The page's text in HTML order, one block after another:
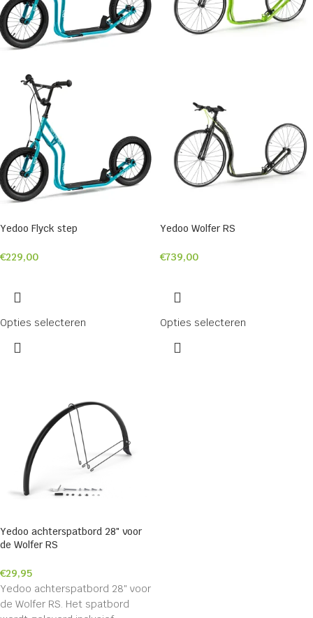
Yedoo Flyck step
€229,00
Opties selecteren
Yedoo Wolfer RS
€739,00
Opties selecteren
Yedoo achterspatbord 28″ voor
de Wolfer RS
€29,95
Yedoo achterspatbord 28″ voor
de Wolfer RS. Het spatbord